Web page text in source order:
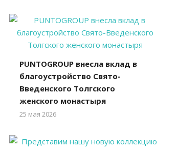
PUNTOGROUP внесла вклад в
благоустройство Свято-
Введенского Толгского
женского монастыря
25 мая 2026